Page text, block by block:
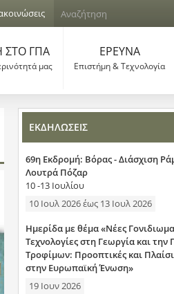
Φ
μ
α
α
ν
ζ
ή
ΣΤΟ ΓΠΑ
μας
ΕΡΕΥΝΑ
Επιστήμη & Τεχνολογία
ΕΚΔΗΛΩΣΕΙΣ
69η Εκδρομή: Βόρας - Διάσχιση
Λουτρά Πόζαρ
10 -13 Ιουλίου
10 Ιουλ 2026έως 13 Ιουλ 2026
Ημερίδα με θέμα «Νέες
Τεχνολογίες στη Γεωργία και
Τροφίμων: Προοπτικές και
στην Ευρωπαϊκή Ένωση»
19 Ιουν 2026